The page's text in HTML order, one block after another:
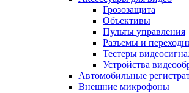
Грозозащита
Объективы
Пульты управления
Разъемы и
Тестеры
Устройства
Автомобильные
Внешние микрофоны